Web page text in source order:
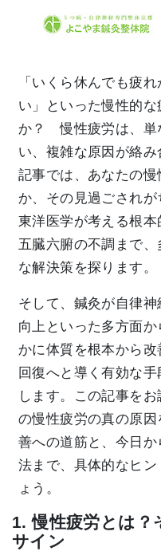
「いくら休んでも疲
い」といった慢性的
か？ 慢性疲労は、単
い、複雑な原因が絡
記事では、あなたの
か、その見過ごされが
東洋医学が考える根
五臓六腑の不調まで
な解決策を探ります。
そして、鍼灸が自律
向上といった多方面
かに体質を根本から
回復へと導く有効な
します。この記事を
の慢性疲労の真の原
善への道筋と、今日
法まで、具体的なヒ
ょう。
1. 慢性疲労とは？
サイン